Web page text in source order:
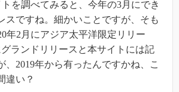
を調べてみると、今年の3月にでき
スですね。細かいことですが、そも
年2月にアジア太平洋限定リリー
グランドリリースと本サイトには記
、2019年から有ったんですかね、こ
違い？